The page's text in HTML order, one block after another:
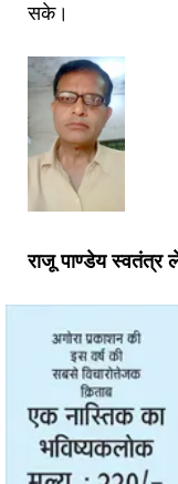
सके।
राजू पाण्डेय